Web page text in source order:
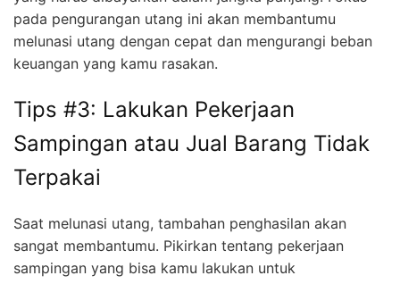
pada pengurangan utang ini akan membantumu
melunasi utang dengan cepat dan mengurangi beban
keuangan yang kamu rasakan.
Tips #3: Lakukan Pekerjaan
Sampingan atau Jual Barang Tidak
Terpakai
Saat melunasi utang, tambahan penghasilan akan
sangat membantumu. Pikirkan tentang pekerjaan
sampingan yang bisa kamu lakukan untuk